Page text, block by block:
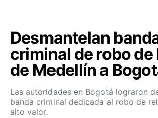
Desmantelan
criminal de robo de
de Medellín a
Las autoridades en Bogotá lograron
banda criminal dedicada al robo de
alto valor.